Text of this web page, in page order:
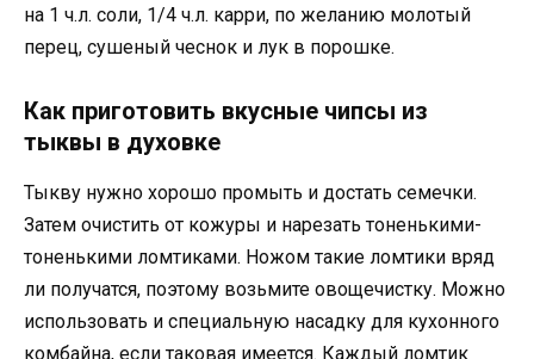
на 1 ч.л. соли, 1/4 ч.л. карри, по желанию молотый
перец, сушеный чеснок и лук в порошке.
Как приготовить вкусные чипсы из
тыквы в духовке
Тыкву нужно хорошо промыть и достать семечки.
Затем очистить от кожуры и нарезать тоненькими-
тоненькими ломтиками. Ножом такие ломтики вряд
ли получатся, поэтому возьмите овощечистку. Можно
использовать и специальную насадку для кухонного
комбайна, если таковая имеется. Каждый ломтик